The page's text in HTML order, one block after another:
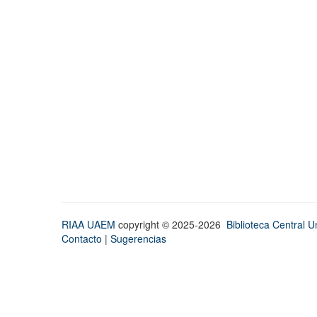
RIAA UAEM copyright © 2025-2026 Biblioteca Central
Contacto | Sugerencias